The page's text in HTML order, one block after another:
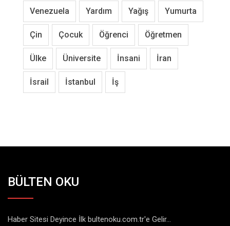
Venezuela Yardım Yağış Yumurta
Çin Çocuk Öğrenci Öğretmen
Ülke Üniversite İnsani İran
İsrail İstanbul İş
BÜLTEN OKU
Haber Sitesi Deyince İlk bultenoku.com.tr'e Gelir...